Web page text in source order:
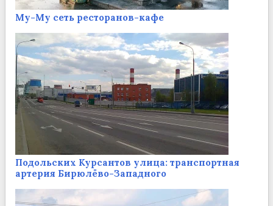
Му-Му сеть ресторанов-кафе
Подольских Курсантов улица: транспортная
артерия Бирюлёво-Западного